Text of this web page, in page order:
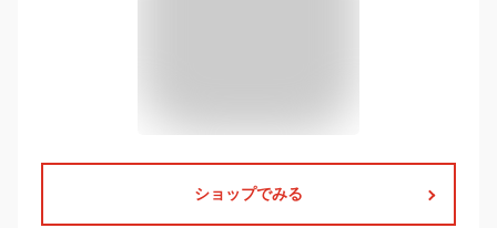
ショップでみる